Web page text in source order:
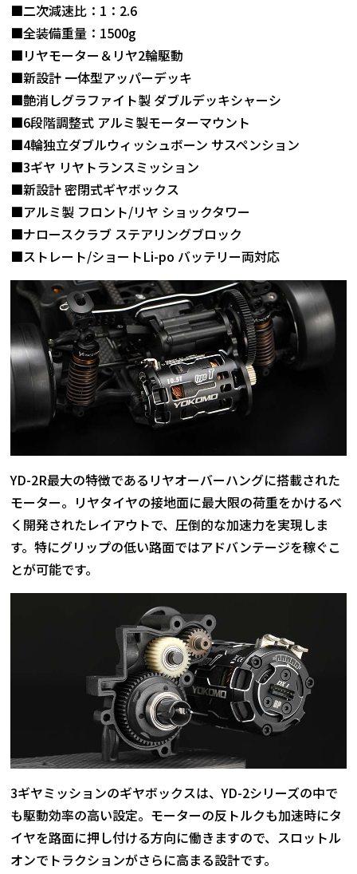
■二次減速比：1：2.6
■全装備重量：1500g
■リヤモーター＆リヤ2輪駆動
■新設計 一体型アッパーデッキ
■艶消しグラファイト製 ダブルデッキシャーシ
■6段階調整式 アルミ製モーターマウント
■4輪独立ダブルウィッシュボーン サスペンション
■3ギヤ リヤトランスミッション
■新設計 密閉式ギヤボックス
■アルミ製 フロント/リヤ ショックタワー
■ナロースクラブ ステアリングブロック
■ストレート/ショートLi-po バッテリー両対応
YD-2R最大の特徴であるリヤオーバーハングに搭載された
モーター。リヤタイヤの接地面に最大限の荷重をかけるべ
く開発されたレイアウトで、圧倒的な加速力を実現しま
す。特にグリップの低い路面ではアドバンテージを稼ぐこ
とが可能です。
3ギヤミッションのギヤボックスは、YD-2シリーズの中で
も駆動効率の高い設定。モーターの反トルクも加速時にタ
イヤを路面に押し付ける方向に働きますので、スロットル
オンでトラクションがさらに高まる設計です。